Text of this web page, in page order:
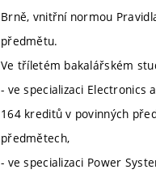
Brně, vnitřní normou
předmětu.
Ve tříletém bakalářském
- ve specializaci Electronics
164 kreditů v povinných
předmětech,
- ve specializaci Power